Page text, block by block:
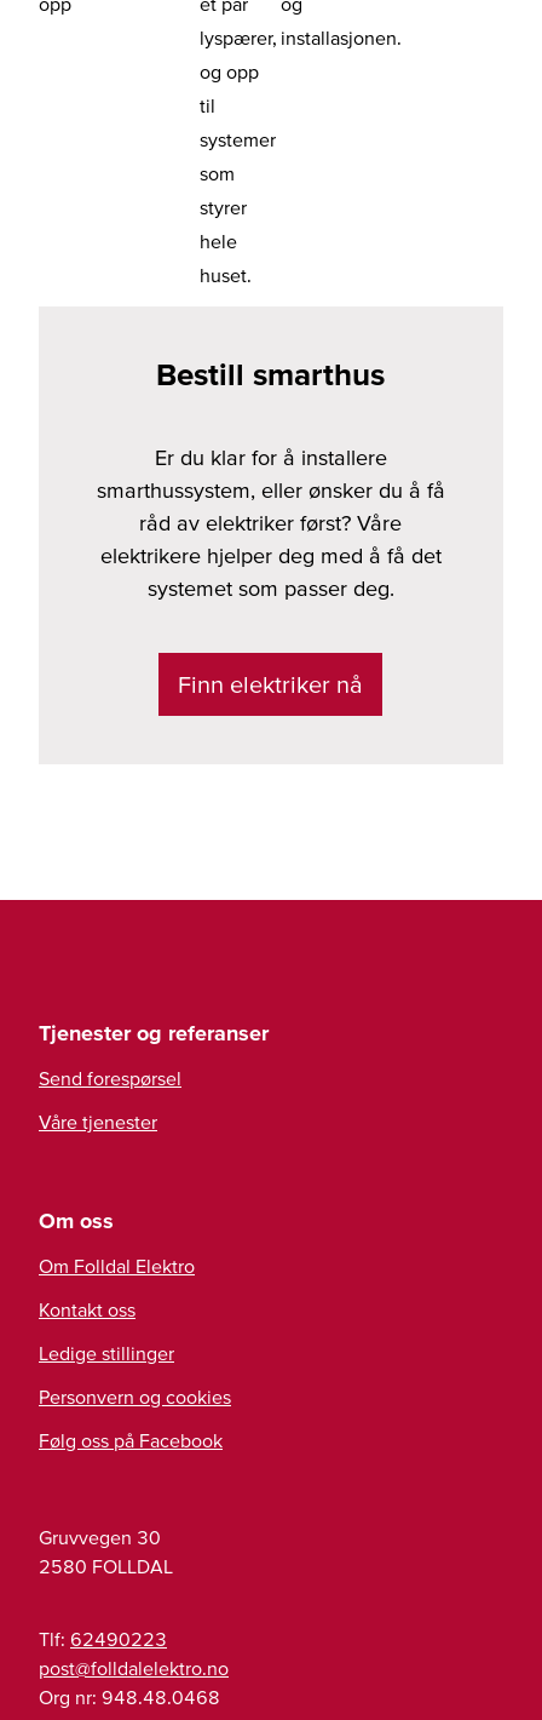
lyspærer,
og opp
til
systemer
som
styrer
hele
huset.
installasjonen.
Bestill smarthus
Er du klar for å installere
smarthussystem, eller ønsker du å få
råd av elektriker først? Våre
elektrikere hjelper deg med å få det
systemet som passer deg.
Finn elektriker nå
Gruvvegen 30
2580 FOLLDAL
Tlf: 62490223
on.ortkeleladllof@tsop
Org nr: 948.48.0468
Tjenester og referanser
Send forespørsel
Våre tjenester
Om oss
Om Folldal Elektro
Kontakt oss
Ledige stillinger
Personvern og cookies
Følg oss på Facebook